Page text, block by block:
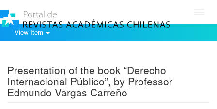
View Item
Presentation of the book “Derecho
Internacional Público”, by Professor
Edmundo Vargas Carreño